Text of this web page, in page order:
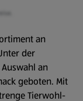
an
der
an
geboten. Mit
Tierwohl-